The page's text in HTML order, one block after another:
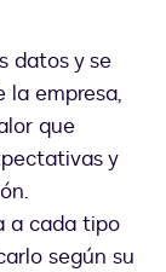
datos y se
empresa,
que
y
a cada tipo
según su